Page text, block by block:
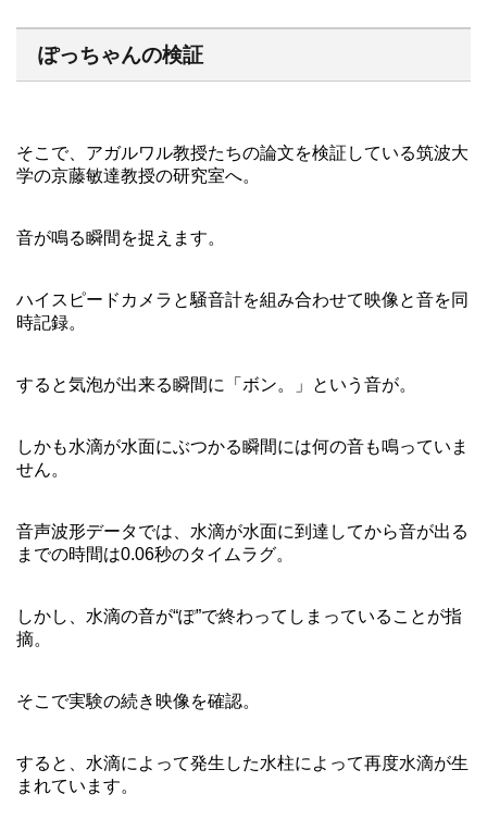
ぽっちゃんの検証
そこで、アガルワル教授たちの論文を検証している筑波大
学の京藤敏達教授の研究室へ。
音が鳴る瞬間を捉えます。
ハイスピードカメラと騒音計を組み合わせて映像と音を同
時記録。
すると気泡が出来る瞬間に「ボン。」という音が。
しかも水滴が水面にぶつかる瞬間には何の音も鳴っていま
せん。
音声波形データでは、水滴が水面に到達してから音が出る
までの時間は0.06秒のタイムラグ。
しかし、水滴の音が“ぽ”で終わってしまっていることが指
摘。
そこで実験の続き映像を確認。
すると、水滴によって発生した水柱によって再度水滴が生
まれています。